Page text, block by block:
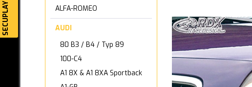
SECUPLAY ALFA-ROMEO
AUDI
80 B3 / B4 / Typ 89
100-C4
A1 8X & A1 8XA Sportback